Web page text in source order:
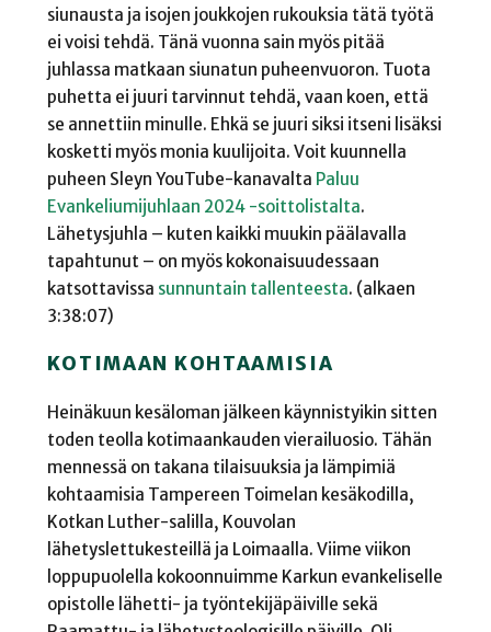
siunausta ja isojen joukkojen rukouksia tätä työtä
ei voisi tehdä. Tänä vuonna sain myös pitää
juhlassa matkaan siunatun puheenvuoron. Tuota
puhetta ei juuri tarvinnut tehdä, vaan koen, että
se annettiin minulle. Ehkä se juuri siksi itseni lisäksi
kosketti myös monia kuulijoita. Voit kuunnella
puheen Sleyn YouTube-kanavalta Paluu
Evankeliumijuhlaan 2024 -soittolistalta.
Lähetysjuhla – kuten kaikki muukin päälavalla
tapahtunut – on myös kokonaisuudessaan
katsottavissa sunnuntain tallenteesta. (alkaen
3:38:07)
KOTIMAAN KOHTAAMISIA
Heinäkuun kesäloman jälkeen käynnistyikin sitten
toden teolla kotimaankauden vierailuosio. Tähän
mennessä on takana tilaisuuksia ja lämpimiä
kohtaamisia Tampereen Toimelan kesäkodilla,
Kotkan Luther-salilla, Kouvolan
lähetyslettukesteillä ja Loimaalla. Viime viikon
loppupuolella kokoonnuimme Karkun evankeliselle
opistolle lähetti- ja työntekijäpäiville sekä